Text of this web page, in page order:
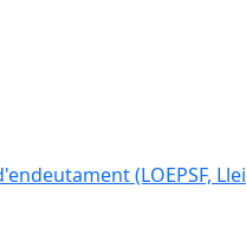
(LOEPSF, Llei